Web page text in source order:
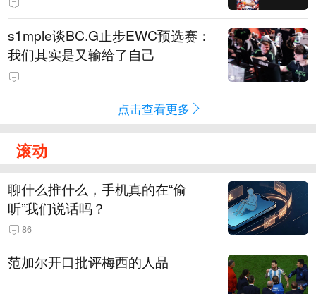
s1mple谈BC.G止步EWC预选赛：
我们其实是又输给了自己
点击查看更多
滚动
聊什么推什么，手机真的在“偷
听”我们说话吗？
86
范加尔开口批评梅西的人品